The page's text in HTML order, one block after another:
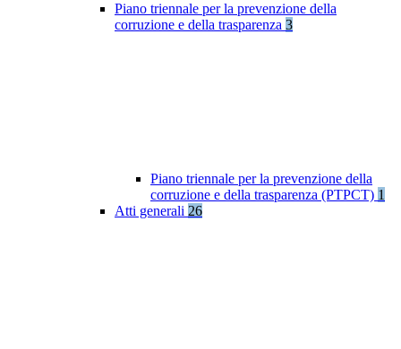
Piano triennale per la prevenzione della
corruzione e della trasparenza 3
Piano triennale per la prevenzione della
corruzione e della trasparenza (PTPCT) 1
Atti generali 26